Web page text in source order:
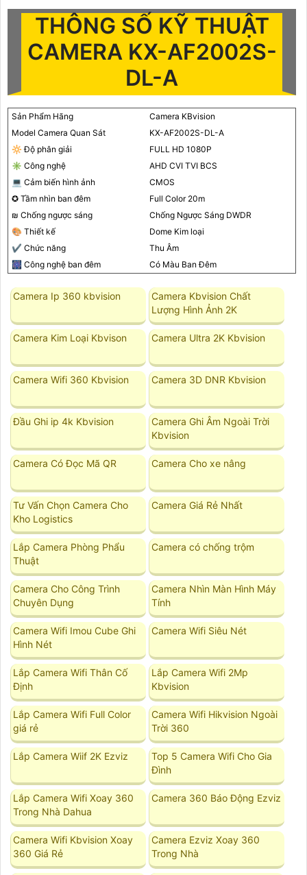
THÔNG SỐ KỸ THUẬT
CAMERA KX-AF2002S-
DL-A
Sản Phẩm Hãng
Camera KBvision
Model Camera Quan Sát
KX-AF2002S-DL-A
🔆 Độ phân giải
FULL HD 1080P
✳️ Công nghệ
AHD CVI TVI BCS
💻 Cảm biến hình ảnh
CMOS
✪ Tầm nhìn ban đêm
Full Color 20m
₪ Chống ngược sáng
Chống Ngược Sáng DWDR
🎨 Thiết kế
Dome Kim loại
✔️ Chức năng
Thu Âm
🎆 Công nghệ ban đêm
Có Màu Ban Ðêm
Camera Ip 360 kbvision
Camera Kbvision Chất
Lượng Hình Ảnh 2K
Camera Kim Loại Kbvison Camera Ultra 2K Kbvision
Camera Wifi 360 Kbvision Camera 3D DNR Kbvision
Đầu Ghi ip 4k Kbvision
Camera Ghi Âm Ngoài Trời
Kbvision
Camera Có Đọc Mã QR Camera Cho xe nâng
Tư Vấn Chọn Camera Cho
Kho Logistics
Camera Giá Rẻ Nhất
Lắp Camera Phòng Phẩu
Thuật
Camera có chống trộm
Camera Cho Công Trình
Chuyên Dụng
Camera Nhìn Màn Hình Máy
Tính
Camera Wifi Imou Cube Ghi
Hình Nét
Camera Wifi Siêu Nét
Lắp Camera Wifi Thân Cố
Định
Lắp Camera Wifi 2Mp
Kbvision
Lắp Camera Wifi Full Color
giá rẻ
Camera Wifi Hikvision Ngoài
Trời 360
Lắp Camera Wiif 2K Ezviz
Top 5 Camera Wifi Cho Gia
Đình
Lắp Camera Wifi Xoay 360
Trong Nhà Dahua
Camera 360 Báo Động Ezviz
Camera Wifi Kbvision Xoay
360 Giá Rẻ
Camera Ezviz Xoay 360
Trong Nhà